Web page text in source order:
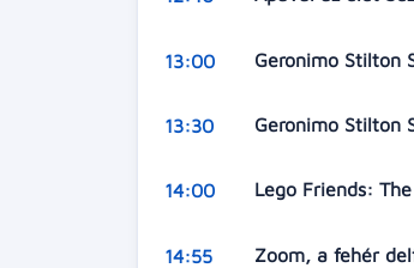
13:00 Geronimo Stilton
13:30 Geronimo Stilton
14:00 Lego Friends:
14:55 Zoom, a fehér